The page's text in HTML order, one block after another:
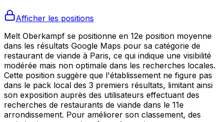
Afficher les positions
Melt Oberkampf se positionne en 12e position moyenne
dans les résultats Google Maps pour sa catégorie de
restaurant de viande à Paris, ce qui indique une visibilité
modérée mais non optimale dans les recherches locales.
Cette position suggère que l'établissement ne figure pas
dans le pack local des 3 premiers résultats, limitant ainsi
son exposition auprès des utilisateurs effectuant des
recherches de restaurants de viande dans le 11e
arrondissement. Pour améliorer son classement, des